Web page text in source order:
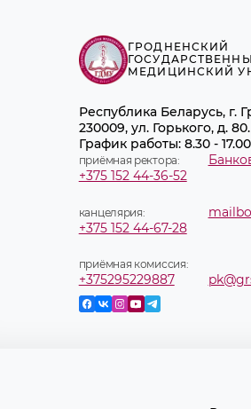
ГРОДНЕНСКИЙ
МЕДИЦИНСКИЙ
Республика Беларусь, г.
230009, ул. Горького, д. 80.
График работы: 8.30 - 17.00
приёмная ректора:
+375 152 44-36-52
канцелярия:
+375 152 44-67-28
приёмная комиссия:
+375295229887